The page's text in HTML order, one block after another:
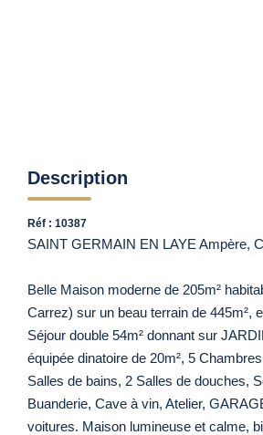
Description
Réf : 10387
SAINT GERMAIN EN LAYE Ampère,
Belle Maison moderne de 205m²
Carrez) sur un beau terrain de 445m²,
Séjour double 54m² donnant sur
équipée dinatoire de 20m², 5
Salles de bains, 2 Salles de douches,
Buanderie, Cave à vin, Atelier,
voitures. Maison lumineuse et calme,